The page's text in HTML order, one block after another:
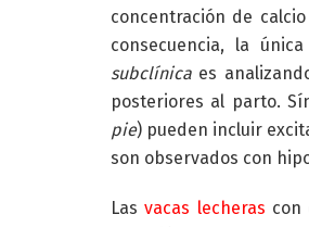
concentración de
consecuencia, la
subclínica es
posteriores al parto.
pie) pueden incluir
son observados con
Lasvacas lecheras con